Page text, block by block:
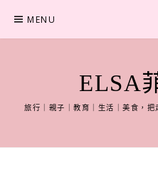
content
MENU
ELSA
旅行｜親子｜教育｜生活｜美食，把